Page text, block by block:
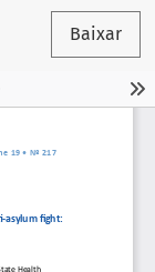
Baixar